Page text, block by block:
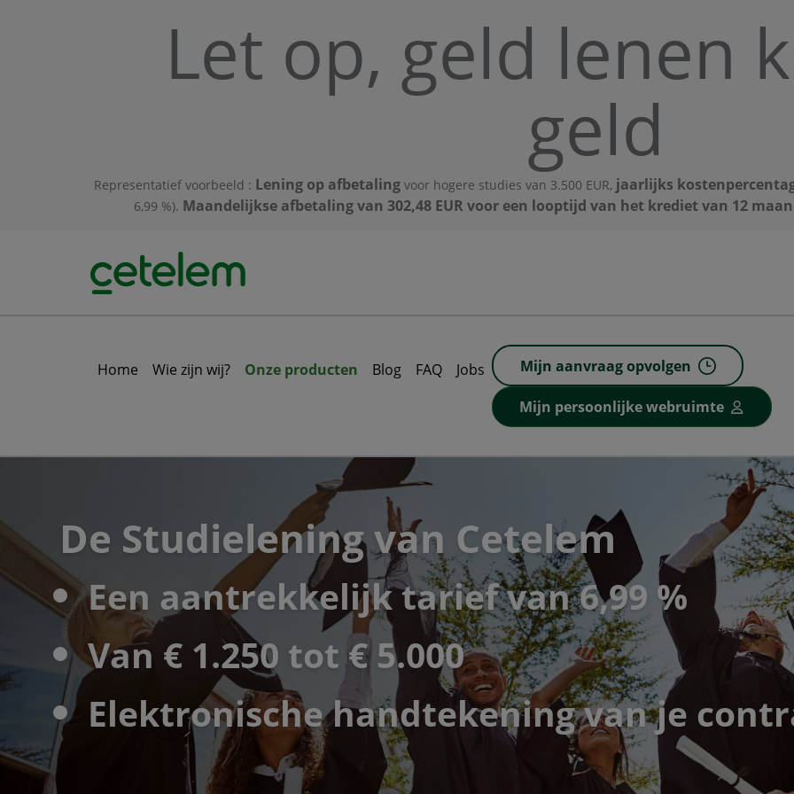
Let op, geld lenen
geld
Representatief voorbeeld : Lening op afbetalingvoor hogere studies van 3.500 EUR, jaarlijks
6,99 %). Maandelijkse afbetaling van 302,48 EUR voor een looptijd van het krediet van 12
Home Wie zijn wij? Onze producten Blog FAQ Jobs Mijn aanvraag opvolgen
Mijn persoonlijke webruimte
De Studielening van Cetelem
Een aantrekkelijk tarief van 6,99 %
Van € 1.250 tot € 5.000
Elektronische handtekening van je